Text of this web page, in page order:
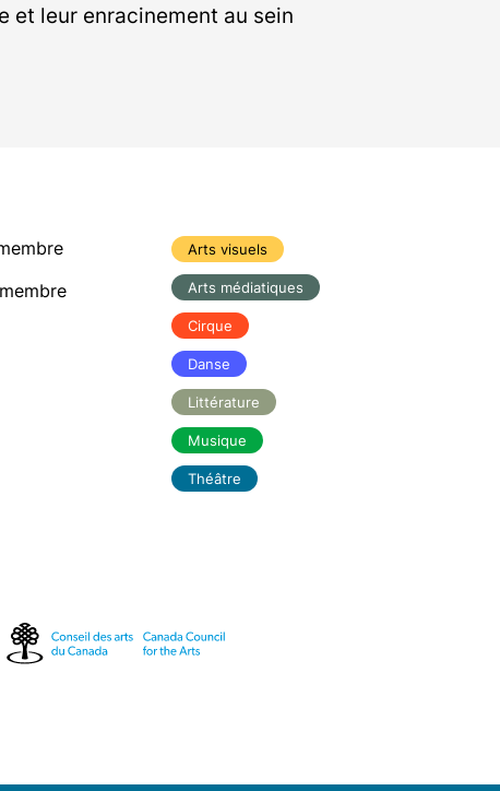
et leur enracinement au sein
Arts visuels
Arts médiatiques
Cirque
Danse
Littérature
Musique
Théâtre